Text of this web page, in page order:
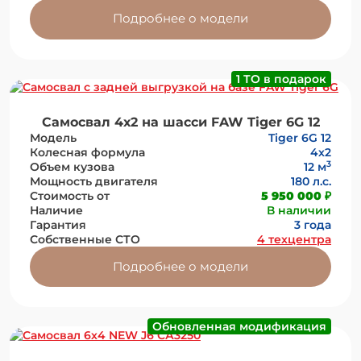
Подробнее о модели
1 ТО в подарок
Самосвал 4х2 на шасси FAW Tiger 6G 12
Модель
Tiger 6G 12
Колесная формула
4х2
Объем кузова
12 м3
Мощность двигателя
180 л.с.
Стоимость от
5 950 000 ₽
Наличие
В наличии
Гарантия
3 года
Собственные СТО
4 техцентра
Подробнее о модели
Обновленная модификация